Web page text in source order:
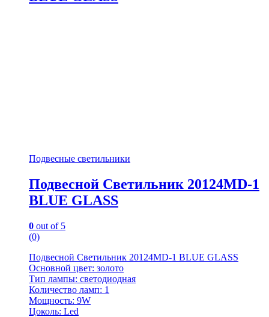
Подвесные светильники
Подвесной Светильник 20124MD-1
BLUE GLASS
0 out of 5
(0)
Подвесной Светильник 20124MD-1 BLUE GLASS
Основной цвет: золото
Тип лампы: светодиодная
Количество ламп: 1
Мощность: 9W
Цоколь: Led